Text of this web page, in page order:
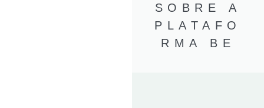
SOBRE A
PLATAFO
RMA BE